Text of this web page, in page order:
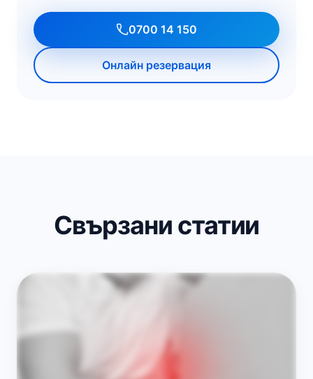
0700 14 150
Онлайн резервация
Свързани статии